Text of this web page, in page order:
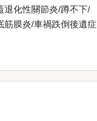
退化性關節炎/蹲不下/
筋膜炎/車禍跌倒後遺症